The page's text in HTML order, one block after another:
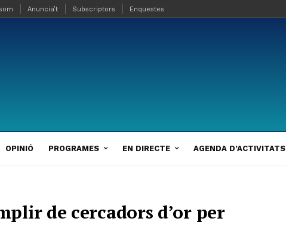
Anuncia’t Subscriptors Enquestes
OPINIÓ PROGRAMES EN DIRECTE AGENDA D’ACTIVITATS
de cercadors d’or per